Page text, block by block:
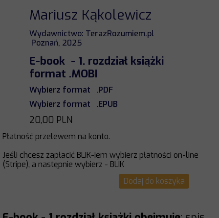
Mariusz Kąkolewicz
Wydawnictwo: TerazRozumiem.pl
Poznań, 2025
E-book - 1. rozdział książki
format .MOBI
Wybierz format .PDF
Wybierz format .EPUB
20,00 PLN
Płatność przelewem na konto.
Jeśli chcesz zapłacić BLIK-iem wybierz płatności on-line
(Stripe), a następnie wybierz - BLIK
Dodaj do koszyka